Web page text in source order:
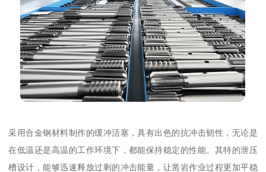
采用合金钢材料制作的缓冲活塞，具有出色的抗冲击韧性，无论是
在低温还是高温的工作环境下，都能保持稳定的性能。其特的泄压
槽设计，能够迅速释放过剩的冲击能量，让凿岩作业过程更加平稳